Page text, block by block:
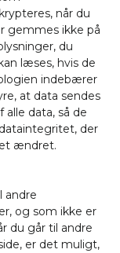
når du
gemmes ikke på
du
læses, hvis de
indebærer
at data sendes
data, så de
der
ændret.
andre
og som ikke er
du går til andre
er det muligt,